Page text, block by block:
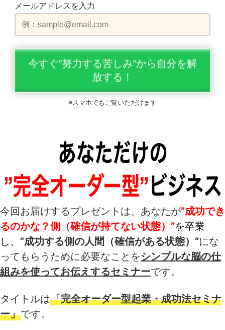
メールアドレスを入力
今すぐ”努力する苦しみ”から自分を解
放する！
※スマホでもご覧いただけます
今回お届けするプレゼントは、あなたが”成功でき
るのかな？側（確信が持てない状態）”を卒業
し、 ”成功する側の人間（確信がある状態）”にな
ってもらうために必要なことをシンプルな脳の仕
組みを使ってお伝えするセミナーです。
タイトルは「完全オーダー型起業・成功法セミナ
ー」です。